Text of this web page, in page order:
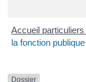
Accueil particuliers
la fonction publique
Dossier